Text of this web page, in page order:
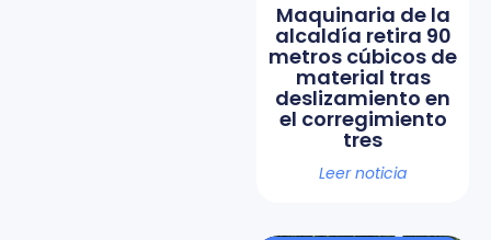
Maquinaria de la
alcaldía retira 90
metros cúbicos de
material tras
deslizamiento en
el corregimiento
tres
Leer noticia